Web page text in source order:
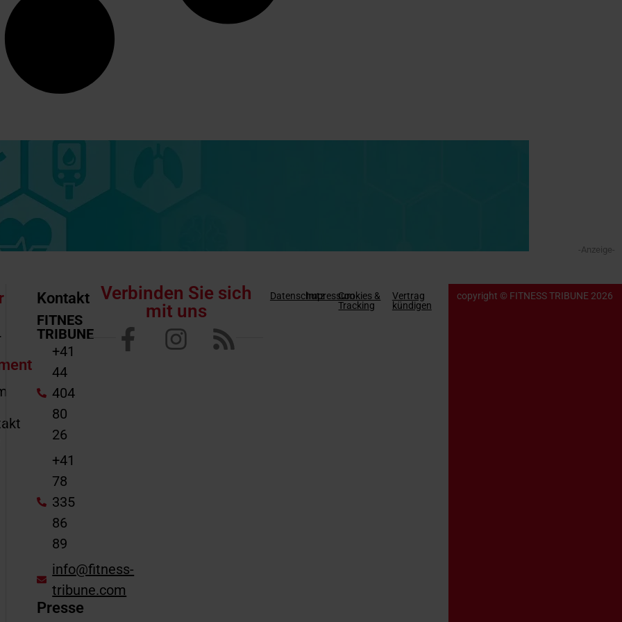
-Anzeige-
Kontakt
FITNES
TRIBUNE
+41
44
404
80
26
+41
78
335
86
89
info@fitness-
tribune.com
Presse
Verbinden Sie sich
mit uns
DatenschutzImpressumCookies &
Tracking
Vertrag
kündigen
copyright © FITNESS TRIBUNE 2026